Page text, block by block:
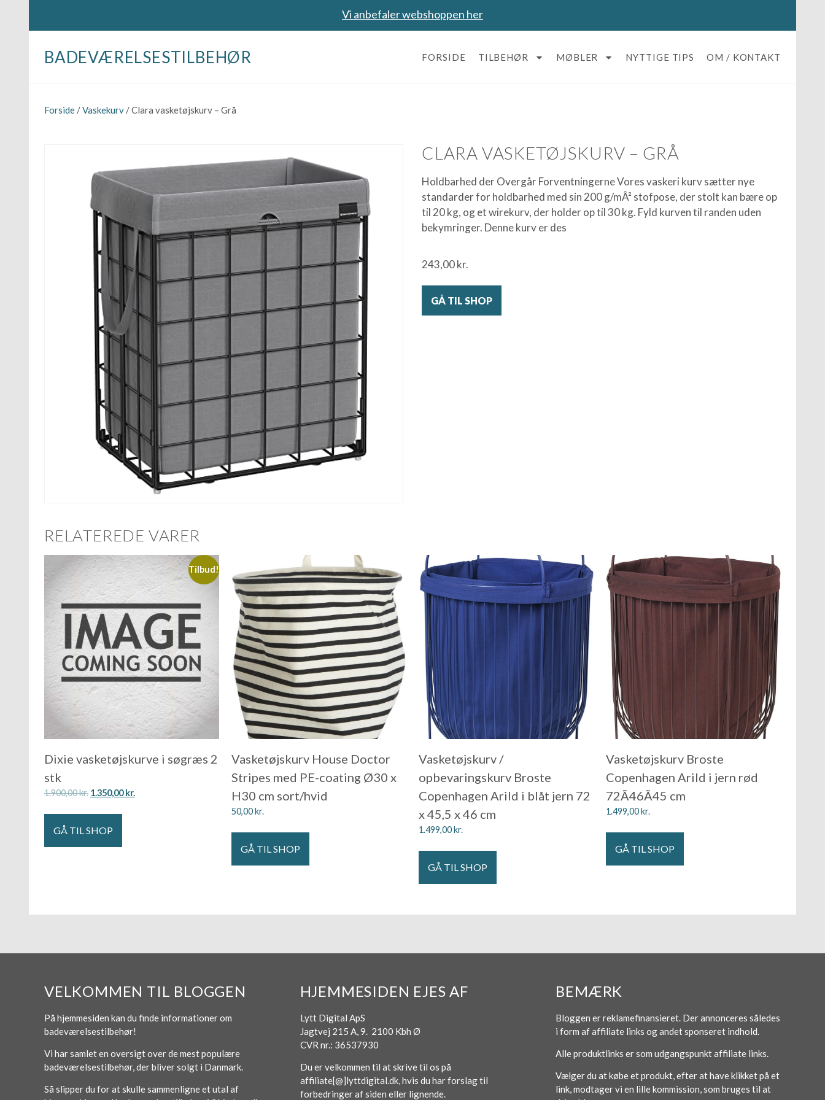
Vi anbefaler webshoppen her
BADEVÆRELSESTILBEHØR FORSIDE TILBEHØR MØBLER NYTTIGE TIPS OM / KONTAKT
Forside /Vaskekurv / Clara vasketøjskurv – Grå
CLARA VASKETØJSKURV – GRÅ
Holdbarhed der Overgår Forventningerne Vores vaskeri kurv sætter nye
standarder for holdbarhed med sin 200 g/mÂ² stofpose, der stolt kan bære op
til 20 kg, og et wirekurv, der holder op til 30 kg. Fyld kurven til randen uden
bekymringer. Denne kurv er des
243,00kr.
GÅ TIL SHOP
RELATEREDE VARER
Tilbud!
Dixie vasketøjskurve i søgræs 2
stk
1.900,00kr. 1.350,00kr.
GÅ TIL SHOP
Vasketøjskurv House Doctor
Stripes med PE-coating Ø30 x
H30 cm sort/hvid
50,00kr.
GÅ TIL SHOP
Vasketøjskurv /
opbevaringskurv Broste
Copenhagen Arild i blåt jern 72
x 45,5 x 46 cm
1.499,00kr.
GÅ TIL SHOP
Vasketøjskurv Broste
Copenhagen Arild i jern rød
72Ã46Ã45 cm
1.499,00kr.
GÅ TIL SHOP
VELKOMMEN TIL BLOGGEN
På hjemmesiden kan du finde informationer om
badeværelsestilbehør!
Vi har samlet en oversigt over de mest populære
badeværelsestilbehør, der bliver solgt i Danmark.
Så slipper du for at skulle sammenligne et utal af
HJEMMESIDEN EJES AF
Lytt Digital ApS
Jagtvej 215 A, 9. 2100 Kbh Ø
CVR nr.: 36537930
Du er velkommen til at skrive til os på
affiliate[@]lyttdigital.dk, hvis du har forslag til
forbedringer af siden eller lignende.
BEMÆRK
Bloggen er reklamefinansieret. Der annonceres således
i form af affiliate links og andet sponseret indhold.
Alle produktlinks er som udgangspunkt affiliate links.
Vælger du at købe et produkt, efter at have klikket på et
link, modtager vi en lille kommission, som bruges til at